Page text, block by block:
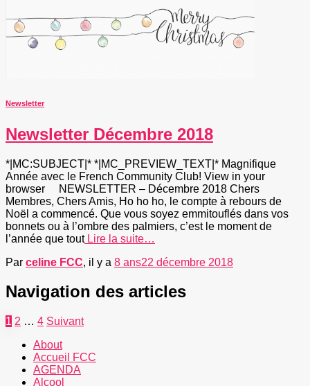
Newsletter
Newsletter Décembre 2018
*|MC:SUBJECT|* *|MC_PREVIEW_TEXT|* Magnifique
Année avec le French Community Club! View in your
browser NEWSLETTER – Décembre 2018 Chers
Membres, Chers Amis, Ho ho ho, le compte à rebours de
Noël a commencé. Que vous soyez emmitouflés dans vos
bonnets ou à l’ombre des palmiers, c’est le moment de
l’année que toutLire la suite…
Par celine FCC, il y a 8 ans22 décembre 2018
Navigation des articles
1 2 … 4 Suivant
About
Accueil FCC
AGENDA
Alcool